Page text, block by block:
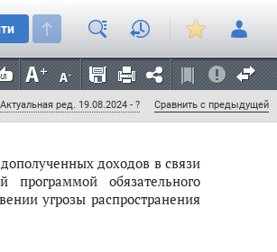
Актуальная ред. 19.08.2024 - ? Сравнить с предыдущей
Федерации, источником
субъекту Российской
в условиях чрезвычайной
опасность для
доходов в связи
обязательного
угрозы распространения